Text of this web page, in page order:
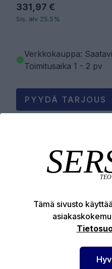
331,97 €
Sis. alv 25.5%
Verkkokauppa:
Toimitusaika 1 - 2 pv
PYYDÄ TARJOUS
Tekniset edut
Tämä sivusto